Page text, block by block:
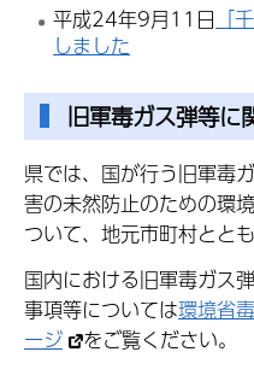
平成24年9月11日 「
しました
旧軍毒ガス弾等に
県では、国が行う旧軍毒
害の未然防止のための環
ついて、地元市町村とと
国内における旧軍毒ガス
事項等については環境省
ージ
をご覧ください。